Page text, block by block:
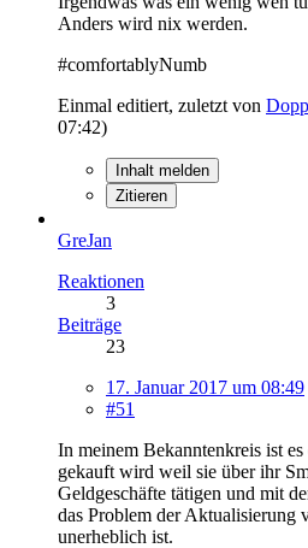
Anders wird nix werden.
#comfortablyNumb
Einmal editiert, zuletzt von
07:42)
Inhalt melden
Zitieren
GreJan
Reaktionen
3
Beiträge
23
17. Januar 2017 um 08:49
#51
In meinem Bekanntenkreis ist
gekauft wird weil sie über ihr
Geldgeschäfte tätigen und mit
das Problem der Aktualisierung
unerheblich ist.